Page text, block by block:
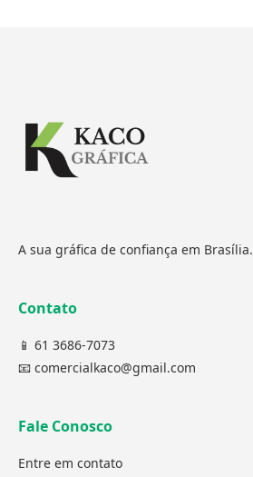
A sua gráfica de confiança em Brasília.
Contato
📱 61 3686-7073
📧 comercialkaco@gmail.com
Fale Conosco
Entre em contato